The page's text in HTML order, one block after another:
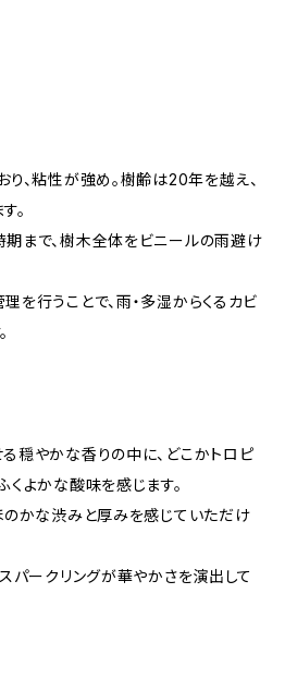
、粘性が強め。樹齢は20年を越え、
。
まで、樹木全体をビニールの雨避け
を行うことで、雨・多湿からくるカビ
穏やかな香りの中に、どこかトロピ
くよかな酸味を感じます。
のかな渋みと厚みを感じていただけ
パークリングが華やかさを演出して